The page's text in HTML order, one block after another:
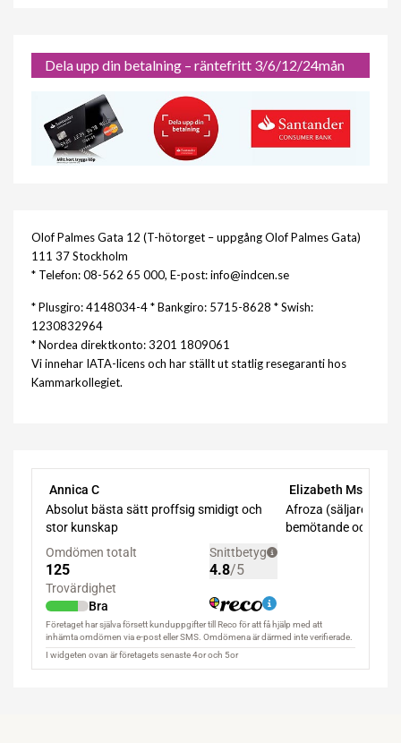
Dela upp din betalning – räntefritt 3/6/12/24mån
Olof Palmes Gata 12 (T-hötorget – uppgång Olof Palmes Gata)
111 37 Stockholm
* Telefon: 08-562 65 000, E-post: info@indcen.se
* Plusgiro: 4148034-4 * Bankgiro: 5715-8628 * Swish:
1230832964
* Nordea direktkonto: 3201 1809061
Vi innehar IATA-licens och har ställt ut statlig resegaranti hos
Kammarkollegiet.